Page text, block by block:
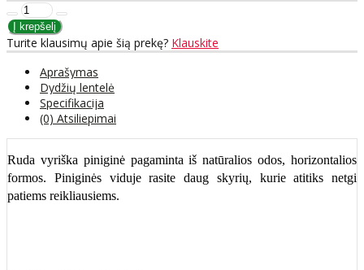
Turite klausimų apie šią prekę? Klauskite
Aprašymas
Dydžių lentelė
Specifikacija
(0) Atsiliepimai
Ruda vyriška piniginė pagaminta iš natūralios odos, horizontalios
formos. Piniginės viduje rasite daug skyrių, kurie atitiks netgi
patiems reikliausiems.